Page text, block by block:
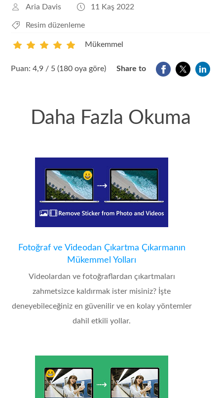
Aria Davis 11 Kaş 2022
Resim düzenleme
Mükemmel
Puan: 4,9 / 5 (180 oya göre) Share to
Daha Fazla Okuma
Fotoğraf ve Videodan Çıkartma Çıkarmanın
Mükemmel Yolları
Videolardan ve fotoğraflardan çıkartmaları
zahmetsizce kaldırmak ister misiniz? İşte
deneyebileceğiniz en güvenilir ve en kolay yöntemler
dahil etkili yollar.